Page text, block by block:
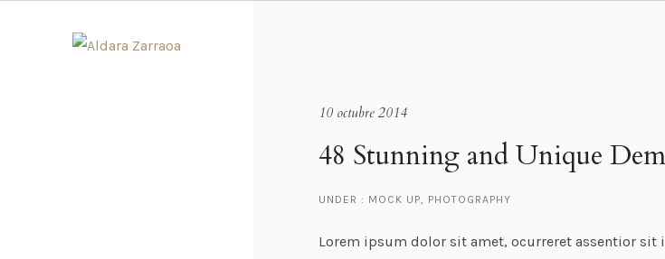
10 octubre 2014
48 Stunning and Unique
UNDER : MOCK UP, PHOTOGRAPHY
Lorem ipsum dolor sit amet, ocurreret assentior